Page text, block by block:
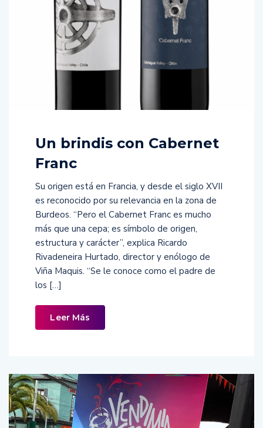
Un brindis con Cabernet
Franc
Su origen está en Francia, y desde el siglo XVII
es reconocido por su relevancia en la zona de
Burdeos. “Pero el Cabernet Franc es mucho
más que una cepa; es símbolo de origen,
estructura y carácter”, explica Ricardo
Rivadeneira Hurtado, director y enólogo de
Viña Maquis. “Se le conoce como el padre de
los […]
Leer Más